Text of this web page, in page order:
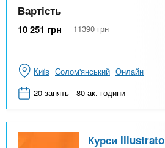
Вартість
10 251 грн 11390 грн
Київ Солом'янський Онлайн
20 занять - 80 ак. години
Курси